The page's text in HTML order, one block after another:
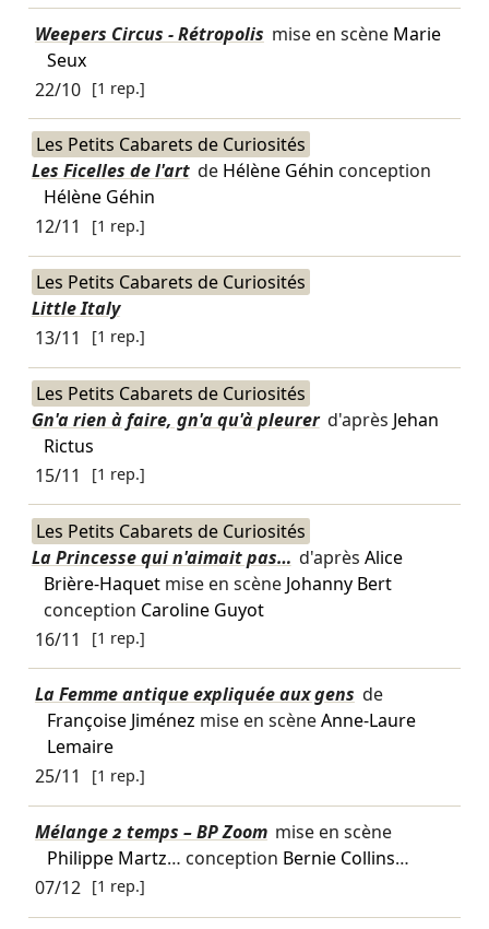
Weepers Circus - Rétropolis mise en scène Marie
Seux
22/10 [1 rep.]
Les Petits Cabarets de Curiosités
Les Ficelles de l'art de Hélène Géhin conception
Hélène Géhin
12/11
[1 rep.]
Les Petits Cabarets de Curiosités
Little Italy
13/11
[1 rep.]
Les Petits Cabarets de Curiosités
Gn'a rien à faire, gn'a qu'à pleurer d'après Jehan
Rictus
15/11
[1 rep.]
Les Petits Cabarets de Curiosités
La Princesse qui n'aimait pas… d'après Alice
Brière-Haquetmise en scène Johanny Bert
conception Caroline Guyot
16/11
[1 rep.]
La Femme antique expliquée aux gens de
Françoise Jiménez mise en scèneAnne-Laure
Lemaire
25/11
[1 rep.]
Mélange 2 temps – BP Zoom mise en scène
Philippe Martz… conception Bernie Collins…
07/12 [1 rep.]